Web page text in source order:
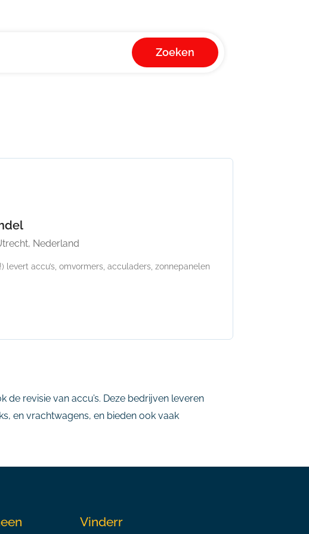
Zoeken
Nederland
levert accu’s, omvormers, acculaders, zonnepanelen
revisie van accu’s. Deze bedrijven leveren
en vrachtwagens, en bieden ook vaak
Vinderr